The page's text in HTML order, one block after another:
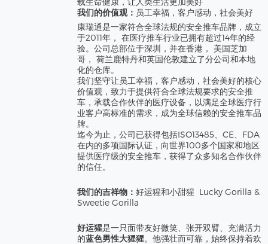
我们的价值观： 员工幸福，客户感动，社会美好
康瑞通是一家符合全球法规的安全推车品牌，成立
于2011年， 在医疗推车行业已拥有超过14年的经
验。公司总部位于深圳，并在香港， 美国芝加
哥， 荷兰鹿特丹和英国伦敦建立了分公司和本地
化的仓库。
我们坚守让员工幸福，客户感动，社会美好的核心
价值观，致力于提供符合全球法规要求的安全推
车，承载合作伙伴的医疗设备，以满足全球医疗行
业客户高标准的需求，成为全球信赖的安全推车品
牌。
迄今为止，公司已获得包括ISO13485、CE、FDA
在内的多项国际认证，向世界100多个国家和地区
提供医疗级的安全推车，获得了众多知名合作伙伴
的信任。
我们的吉祥物： 好运猩和小甜猩 Lucky Gorilla &
Sweetie Gorilla
好运猩是一只面带友好微笑、张开双臂、充满活力
的蓝色男性大猩猩。他强壮而可靠，始终保持着欢